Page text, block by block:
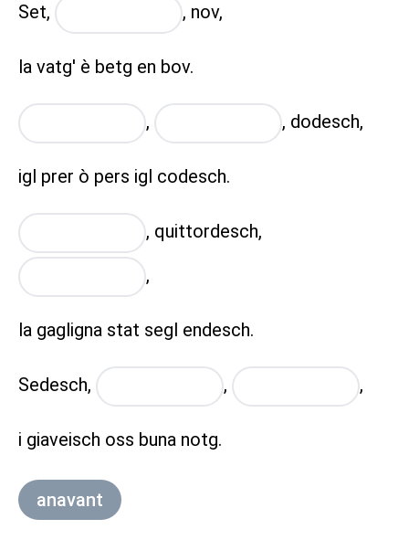
Set, , nov,
la vatg' è betg en bov.
, , dodesch,
igl prer ò pers igl codesch.
, quittordesch,
,
la gagligna stat segl endesch.
Sedesch, , ,
i giaveisch oss buna notg.
anavant